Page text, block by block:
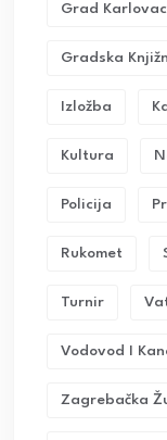
Grad Karlovac
Gradska
Izložba
Kultura
Policija
Rukomet
Turnir
Vodovod I
Zagrebačka